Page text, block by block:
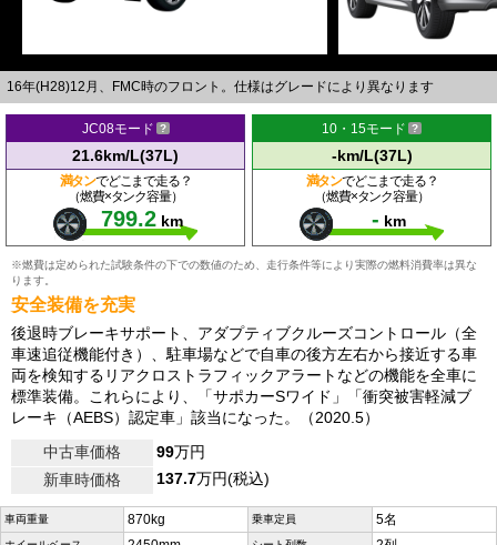
16年(H28)12月、FMC時のフロント。仕様はグレードにより異なります
JC08モード
21.6km/L(37L)
満タンでどこまで走る？
（燃費×タンク容量）
799.2 km
10・15モード
-km/L(37L)
満タンでどこまで走る？
（燃費×タンク容量）
- km
※燃費は定められた試験条件の下での数値のため、走行条件等により実際の燃料消費率は異な
ります。
安全装備を充実
後退時ブレーキサポート、アダプティブクルーズコントロール（全
車速追従機能付き）、駐車場などで自車の後方左右から接近する車
両を検知するリアクロストラフィックアラートなどの機能を全車に
標準装備。これらにより、「サポカーSワイド」「衝突被害軽減ブ
レーキ（AEBS）認定車」該当になった。（2020.5）
中古車価格
99万円
新車時価格
137.7万円(税込)
車両重量 870kg 乗車定員 5名